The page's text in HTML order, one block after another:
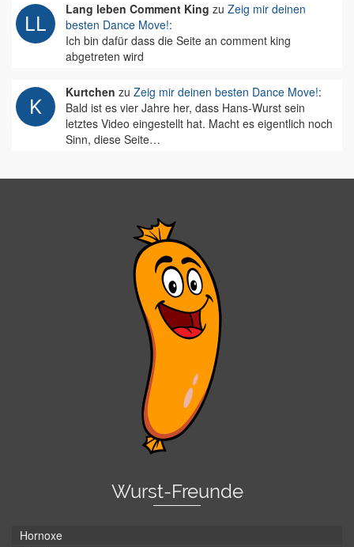
Lang leben Comment King zu Zeig mir deinen
besten Dance Move!:
Ich bin dafür dass die Seite an comment king
abgetreten wird
Kurtchen zu Zeig mir deinen besten Dance Move!:
Bald ist es vier Jahre her, dass Hans-Wurst sein
letztes Video eingestellt hat. Macht es eigentlich noch
Sinn, diese Seite…
Wurst-Freunde
Hornoxe